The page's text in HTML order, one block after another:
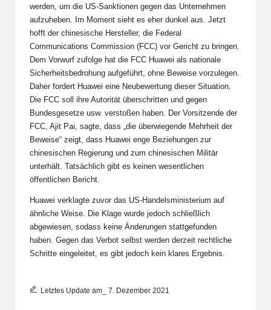
werden, um die US-Sanktionen gegen das Unternehmen
aufzuheben. Im Moment sieht es eher dunkel aus. Jetzt
hofft der chinesische Hersteller, die Federal
Communications Commission (FCC) vor Gericht zu bringen.
Dem Vorwurf zufolge hat die FCC Huawei als nationale
Sicherheitsbedrohung aufgeführt, ohne Beweise vorzulegen.
Daher fordert Huawei eine Neubewertung dieser Situation.
Die FCC soll ihre Autorität überschritten und gegen
Bundesgesetze usw. verstoßen haben. Der Vorsitzende der
FCC, Ajit Pai, sagte, dass „die überwiegende Mehrheit der
Beweise“ zeigt, dass Huawei enge Beziehungen zur
chinesischen Regierung und zum chinesischen Militär
unterhält. Tatsächlich gibt es keinen wesentlichen
öffentlichen Bericht.
Huawei verklagte zuvor das US-Handelsministerium auf
ähnliche Weise. Die Klage wurde jedoch schließlich
abgewiesen, sodass keine Änderungen stattgefunden
haben. Gegen das Verbot selbst werden derzeit rechtliche
Schritte eingeleitet, es gibt jedoch kein klares Ergebnis.
Letztes Update am_ 7. Dezember 2021